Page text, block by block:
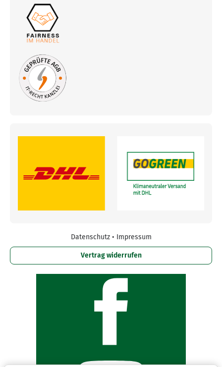
Datenschutz • Impressum
Vertrag widerrufen